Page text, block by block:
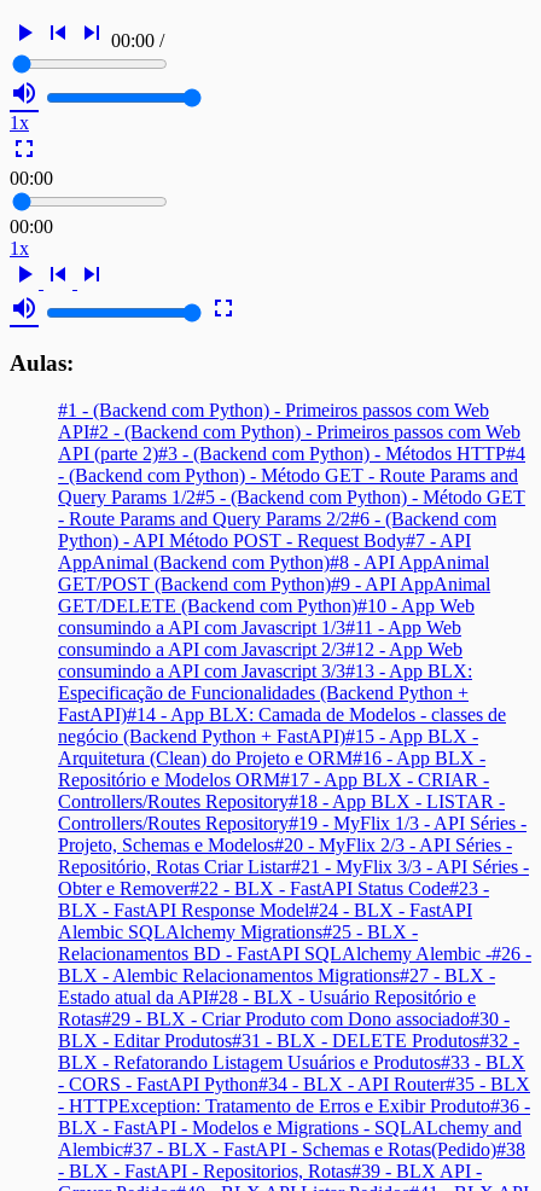
play_arrow skip_previous skip_next 00:00 /
volume_up
1x
fullscreen
00:00
00:00
1x
play_arrow skip_previous
skip_next
volume_up
fullscreen
Aulas:
#1 - (Backend com Python) - Primeiros passos com Web
API#2 - (Backend com Python) - Primeiros passos com Web
API (parte 2)#3 - (Backend com Python) - Métodos HTTP#4
- (Backend com Python) - Método GET - Route Params and
Query Params 1/2#5 - (Backend com Python) - Método GET
- Route Params and Query Params 2/2#6 - (Backend com
Python) - API Método POST - Request Body#7 - API
AppAnimal (Backend com Python)#8 - API AppAnimal
GET/POST (Backend com Python)#9 - API AppAnimal
GET/DELETE (Backend com Python)#10 - App Web
consumindo a API com Javascript 1/3#11 - App Web
consumindo a API com Javascript 2/3#12 - App Web
consumindo a API com Javascript 3/3#13 - App BLX:
Especificação de Funcionalidades (Backend Python +
FastAPI)#14 - App BLX: Camada de Modelos - classes de
negócio (Backend Python + FastAPI)#15 - App BLX -
Arquitetura (Clean) do Projeto e ORM#16 - App BLX -
Repositório e Modelos ORM#17 - App BLX - CRIAR -
Controllers/Routes Repository#18 - App BLX - LISTAR -
Controllers/Routes Repository#19 - MyFlix 1/3 - API Séries -
Projeto, Schemas e Modelos#20 - MyFlix 2/3 - API Séries -
Repositório, Rotas Criar Listar#21 - MyFlix 3/3 - API Séries -
Obter e Remover#22 - BLX - FastAPI Status Code#23 -
BLX - FastAPI Response Model#24 - BLX - FastAPI
Alembic SQLAlchemy Migrations#25 - BLX -
Relacionamentos BD - FastAPI SQLAlchemy Alembic -#26 -
BLX - Alembic Relacionamentos Migrations#27 - BLX -
Estado atual da API#28 - BLX - Usuário Repositório e
Rotas#29 - BLX - Criar Produto com Dono associado#30 -
BLX - Editar Produtos#31 - BLX - DELETE Produtos#32 -
BLX - Refatorando Listagem Usuários e Produtos#33 - BLX
- CORS - FastAPI Python#34 - BLX - API Router#35 - BLX
- HTTPException: Tratamento de Erros e Exibir Produto#36 -
BLX - FastAPI - Modelos e Migrations - SQLALchemy and
Alembic#37 - BLX - FastAPI - Schemas e Rotas(Pedido)#38
- BLX - FastAPI - Repositorios, Rotas#39 - BLX API -